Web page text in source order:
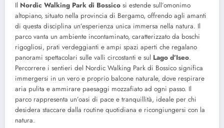
Il Nordic Walking Park di Bossico si estende sull’omonimo
altopiano, situato nella provincia di Bergamo, offrendo agli amanti
di questa disciplina un’esperienza unica immersa nella natura. Il
parco vanta un ambiente incontaminato, caratterizzato da boschi
rigogliosi, prati verdeggianti e ampi spazi aperti che regalano
panorami spettacolari sulle valli circostanti e sul Lago d’Iseo.
Percorrere i sentieri del Nordic Walking Park di Bossico significa
immergersi in un vero e proprio balcone naturale, dove respirare
aria pulita e ammirare paesaggi mozzafiato ad ogni passo. Il
parco rappresenta un’oasi di pace e tranquillità, ideale per chi
desidera staccare dalla routine quotidiana e ricongiungersi con la
natura.